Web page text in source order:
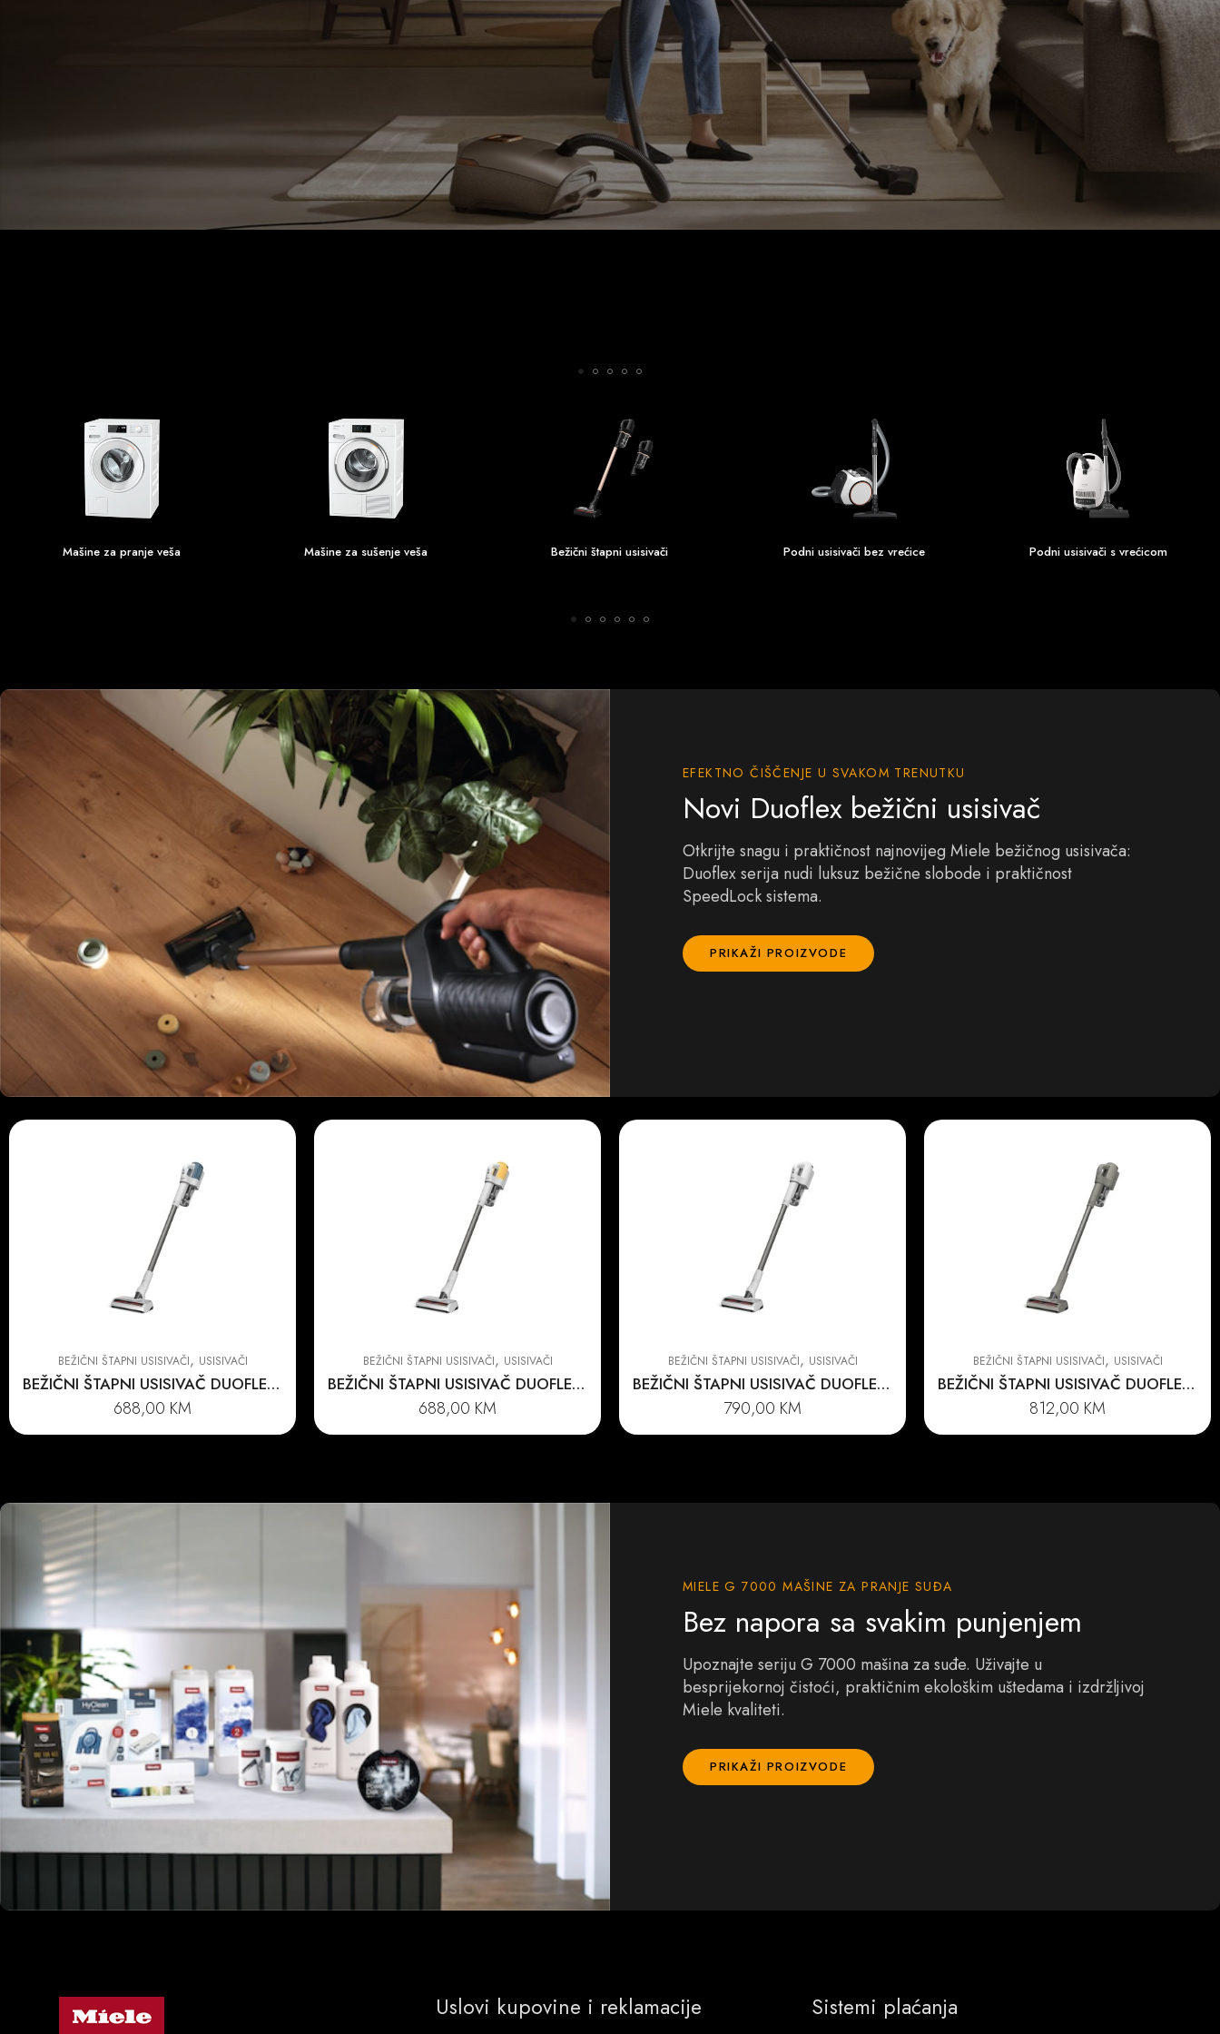
Mašine za pranje veša Mašine za sušenje veša Bežični štapni usisivači Podni usisivači bez vrećice Podni usisivači s vrećicom
EFEKTNO ČIŠČENJE U SVAKOM TRENUTKU
Novi Duoflex bežični usisivač
Otkrijte snagu i praktičnost najnovijeg Miele bežičnog usisivača:
Duoflex serija nudi luksuz bežične slobode i praktičnost
SpeedLock sistema.
PRIKAŽI PROIZVODE
BEŽIČNI ŠTAPNI USISIVAČI, USISIVAČI
BEŽIČNI ŠTAPNI USISIVAČ DUOFLEX HX1
688,00 KM
BEŽIČNI ŠTAPNI USISIVAČI, USISIVAČI
BEŽIČNI ŠTAPNI USISIVAČ DUOFLEX HX1
688,00 KM
BEŽIČNI ŠTAPNI USISIVAČI, USISIVAČI
BEŽIČNI ŠTAPNI USISIVAČ DUOFLEX HX1 EXTRA
790,00 KM
BEŽIČNI ŠTAPNI USISIVAČI, USISIVAČI
BEŽIČNI ŠTAPNI USISIVAČ DUOFLEX HX1 CARCARE
812,00 KM
MIELE G 7000 MAŠINE ZA PRANJE SUĐA
Bez napora sa svakim punjenjem
Upoznajte seriju G 7000 mašina za suđe. Uživajte u
besprijekornoj čistoći, praktičnim ekološkim uštedama i izdržljivoj
Miele kvaliteti.
PRIKAŽI PROIZVODE
Uslovi kupovine i reklamacije Sistemi plaćanja